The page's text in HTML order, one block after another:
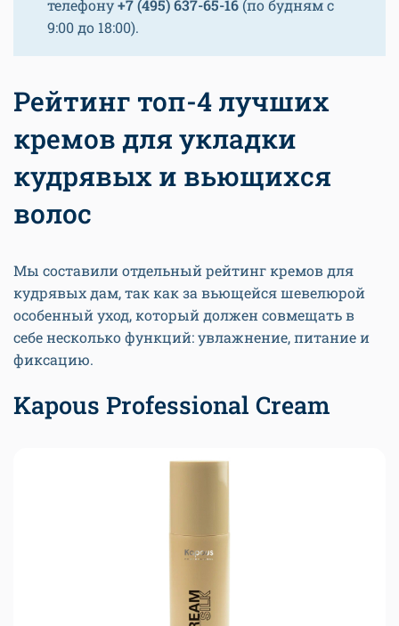
телефону+7 (495) 637-65-16 (по будням с
9:00 до 18:00).
Рейтинг топ-4 лучших
кремов для укладки
кудрявых и вьющихся
волос
Мы составили отдельный рейтинг кремов для
кудрявых дам, так как за вьющейся шевелюрой
особенный уход, который должен совмещать в
себе несколько функций: увлажнение, питание и
фиксацию.
Kapous Professional Cream